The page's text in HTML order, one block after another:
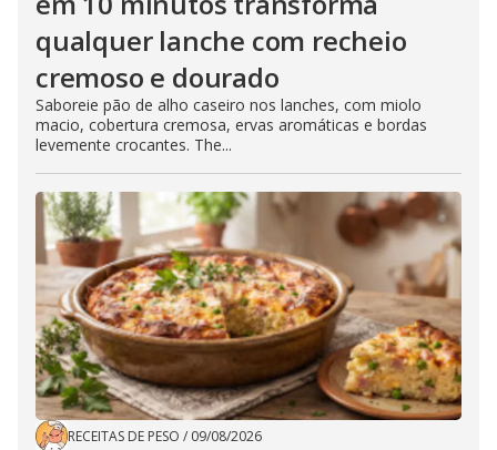
qualquer lanche com recheio
cremoso e dourado
Saboreie pão de alho caseiro nos lanches, com miolo
macio, cobertura cremosa, ervas aromáticas e bordas
levemente crocantes. The...
RECEITAS DE PESO / 09/08/2026